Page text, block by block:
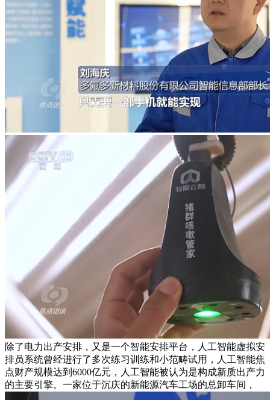
除了电力出产安排，又是一个智能安排平台，人工智能虚拟安
排员系统曾经进行了多次练习训练和小范畴试用，人工智能焦
点财产规模达到6000亿元，人工智能被认为是构成新质出产力
的主要引擎。一家位于沉庆的新能源汽车工场的总卸车间，